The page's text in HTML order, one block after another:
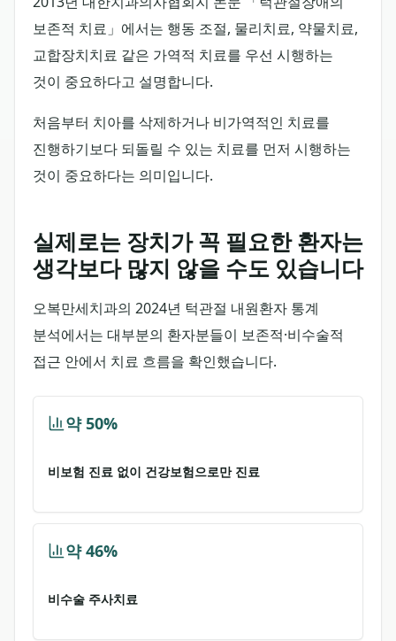
보존적 치료」에서는 행동 조절, 물리치료, 약물치료,
교합장치치료 같은 가역적 치료를 우선 시행하는
것이 중요하다고 설명합니다.
처음부터 치아를 삭제하거나 비가역적인 치료를
진행하기보다 되돌릴 수 있는 치료를 먼저 시행하는
것이 중요하다는 의미입니다.
실제로는 장치가 꼭 필요한 환자는
생각보다 많지 않을 수도 있습니다
오복만세치과의 2024년 턱관절 내원환자 통계
분석에서는 대부분의 환자분들이 보존적·비수술적
접근 안에서 치료 흐름을 확인했습니다.
약 50%
비보험 진료 없이 건강보험으로만 진료
약 46%
비수술 주사치료